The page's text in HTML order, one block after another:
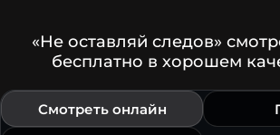
«Не оставляй следов»
бесплатно в хорошем
Смотреть онлайн